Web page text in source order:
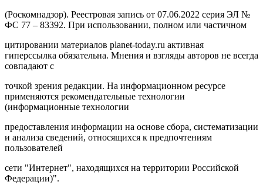
(Роскомнадзор). Реестровая запись от 07.06.2022 серия ЭЛ №
ФС 77 – 83392. При использовании, полном или частичном
цитировании материалов planet-today.ru активная
гиперссылка обязательна. Мнения и взгляды авторов не всегда
совпадают с
точкой зрения редакции. На информационном ресурсе
применяются рекомендательные технологии
(информационные технологии
предоставления информации на основе сбора, систематизации
и анализа сведений, относящихся к предпочтениям
пользователей
сети "Интернет", находящихся на территории Российской
Федерации)".